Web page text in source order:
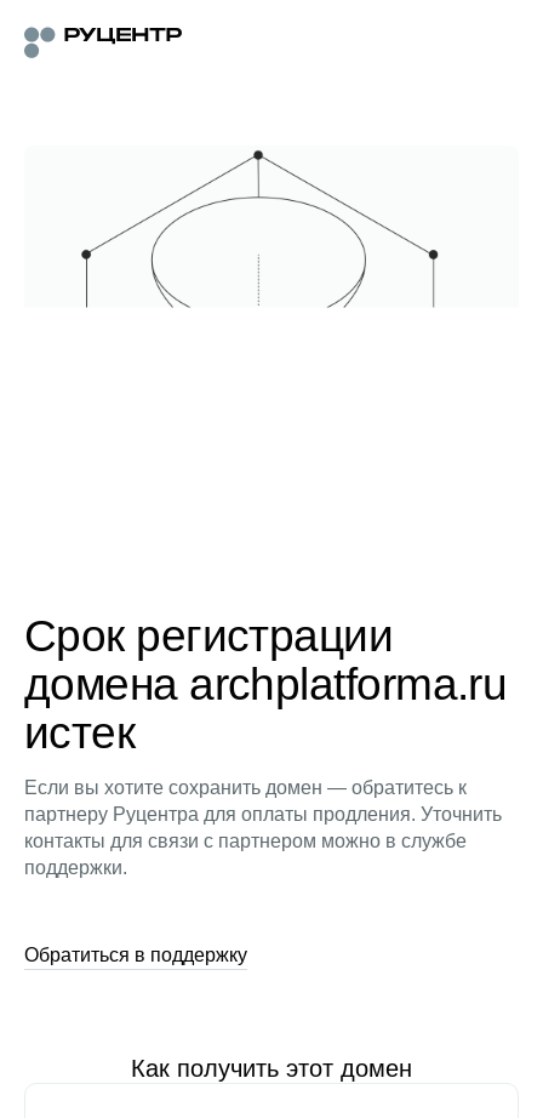
Срок регистрации
домена archplatforma.ru
истек
Если вы хотите сохранить домен — обратитесь к
партнеру Руцентра для оплаты продления. Уточнить
контакты для связи с партнером можно в службе
поддержки.
Обратиться в поддержку
Как получить этот домен